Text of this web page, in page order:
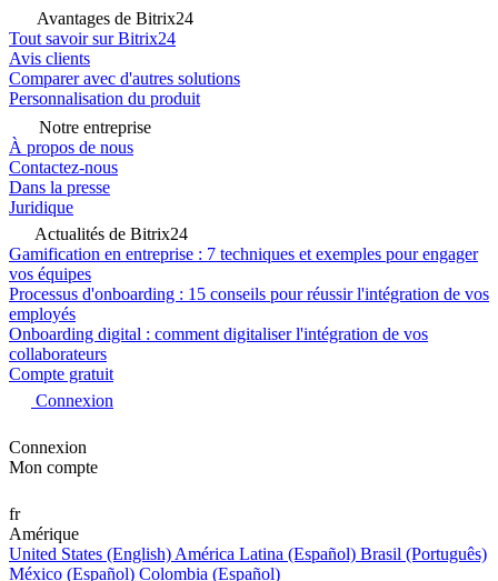
Avantages de Bitrix24
Tout savoir sur Bitrix24
Avis clients
Comparer avec d'autres solutions
Personnalisation du produit
Notre entreprise
À propos de nous
Contactez-nous
Dans la presse
Juridique
Actualités de Bitrix24
Gamification en entreprise : 7 techniques et exemples pour engager
vos équipes
Processus d'onboarding : 15 conseils pour réussir l'intégration de vos
employés
Onboarding digital : comment digitaliser l'intégration de vos
collaborateurs
Compte gratuit
Connexion
Connexion
Mon compte
fr
Amérique
United States (English) América Latina (Español) Brasil (Português)
México (Español) Colombia (Español)